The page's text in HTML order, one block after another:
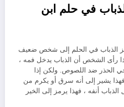
في حلم ابن
الذباب في الحلم إلى شخص ضعيف
رأى الشخص أن الذباب يدخل فمه ،
الحذر ضد اللصوص. ولكن إذا
يشير إلى أنه سرق أو يكرم من
أنفه ، فهذا يرمز إلى الخير